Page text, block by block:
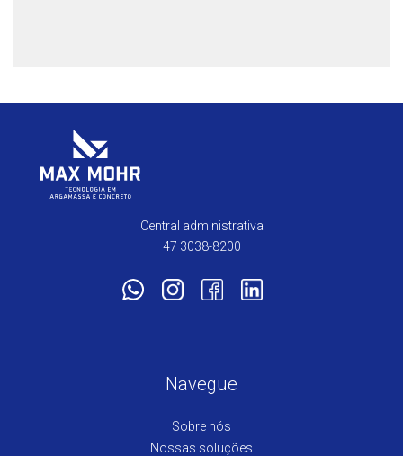
Central administrativa
47 3038-8200
Navegue
Sobre nós
Nossas soluções